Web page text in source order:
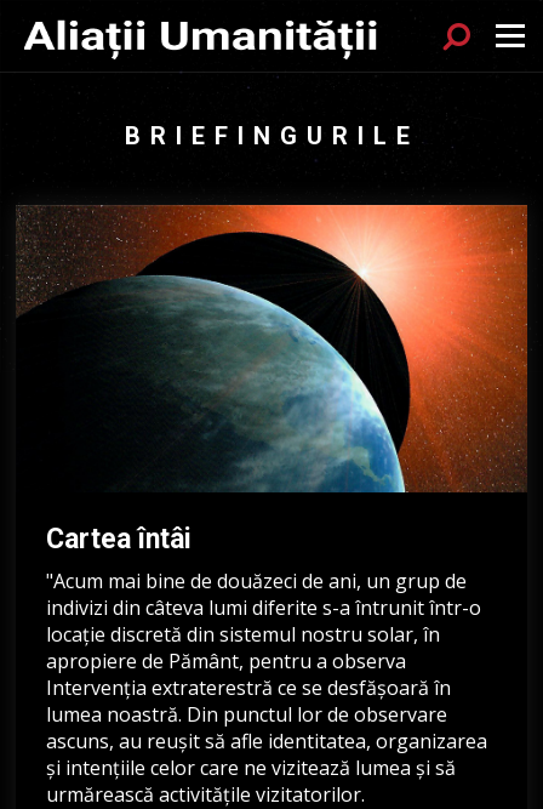
Sök
Menu
BRIEFINGURILE
Cartea întâi
"Acum mai bine de douăzeci de ani, un grup de
indivizi din câteva lumi diferite s-a întrunit într-o
locație discretă din sistemul nostru solar, în
apropiere de Pământ, pentru a observa
Intervenția extraterestră ce se desfășoară în
lumea noastră. Din punctul lor de observare
ascuns, au reușit să afle identitatea, organizarea
și intențiile celor care ne vizitează lumea și să
urmărească activitățile vizitatorilor.